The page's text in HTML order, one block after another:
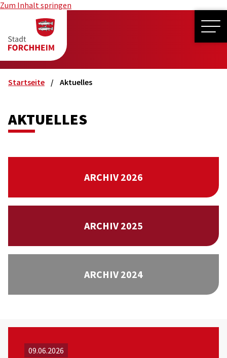
Zum Inhalt springen
Startseite Aktuelles
AKTUELLES
ARCHIV 2026
ARCHIV 2025
ARCHIV 2024
09.06.2026